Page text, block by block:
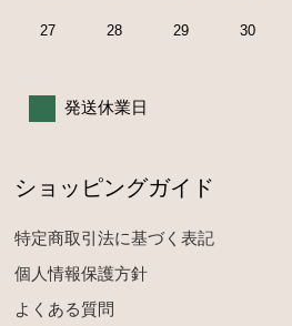
27 28 29 30
発送休業日
ショッピングガイド
特定商取引法に基づく表記
個人情報保護方針
よくある質問